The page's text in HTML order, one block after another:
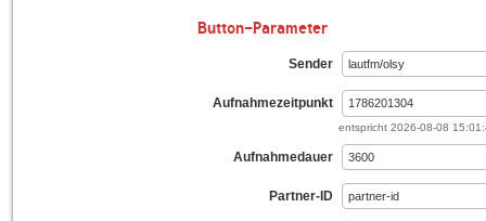
Button-Parameter
Sender
Aufnahmezeitpunkt
entspricht 2026-08-08
Aufnahmedauer
Partner-ID